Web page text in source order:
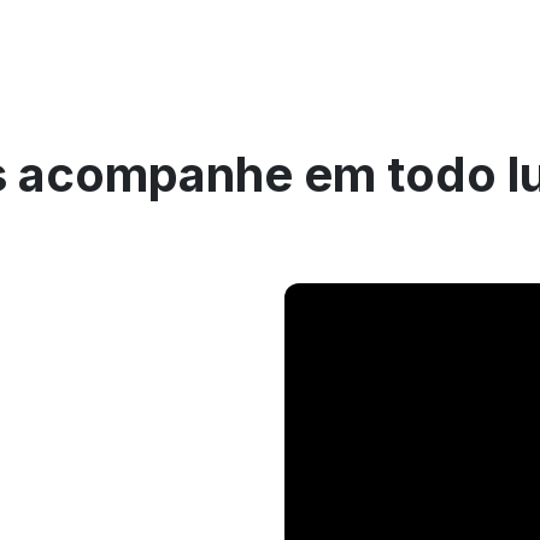
acompanhe em todo